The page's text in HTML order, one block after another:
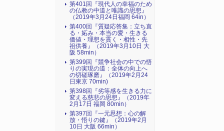
第401回『現代人の幸福のため
の仏教の中道と唯識の思想』
（2019年3月24日福岡 64in）
第400回『質疑応答集：立ち直
る・妬み・本当の愛・生きる
価値・理想を貫く・相性・先
祖供養』（2019年3月10日 大
阪 58min）
第399回『競争社会の中での悟
りの実現の道：全体の向上へ
の切磋琢磨』（2019年2月24
日東京 70min)
第398回『劣等感を生きる力に
変える慈悲の思想』（2019年
2月17日 福岡 80min）
第397回『一元思想：心の解
放・悟りの鍵』（2019年2月
10日 大阪 66min）